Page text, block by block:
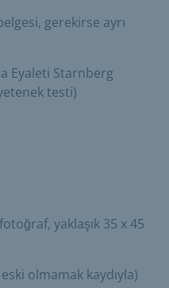
gerekirse ayrı
Eyaleti Starnberg
testi)
yaklaşık 35 x 45
olmamak kaydıyla)